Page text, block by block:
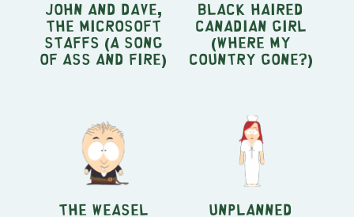
John and Dave,
the Microsoft
staffs (A Song
of Ass and Fire)
Black Haired
Canadian Girl
(Where My
Country Gone?)
The Weasel Unplanned